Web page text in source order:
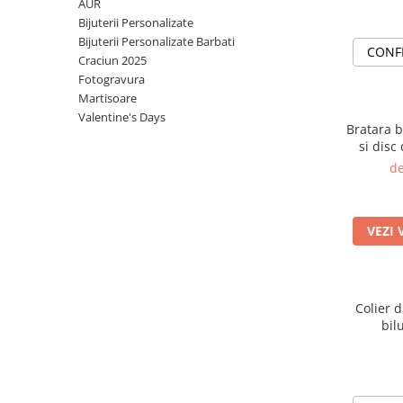
Cadouri pentru Absolvire
Cadou Educatoare / Invatatoare /
Profesoare
Cadouri Cupluri
Cercei din aur
Bijuterii Profesii
Bijuterii Pasiuni & Hobby
Bijuterii Tematice Sport
Bijuterii cu mesaj Motivational
Bijuterii personalizate cu poza
AUR
Bijuterii Personalizate
Bijuterii Personalizate Barbati
Craciun 2025
Fotogravura
Martisoare
Valentine's Days
Bratara
si disc
"Nihil
VEZI
Colier